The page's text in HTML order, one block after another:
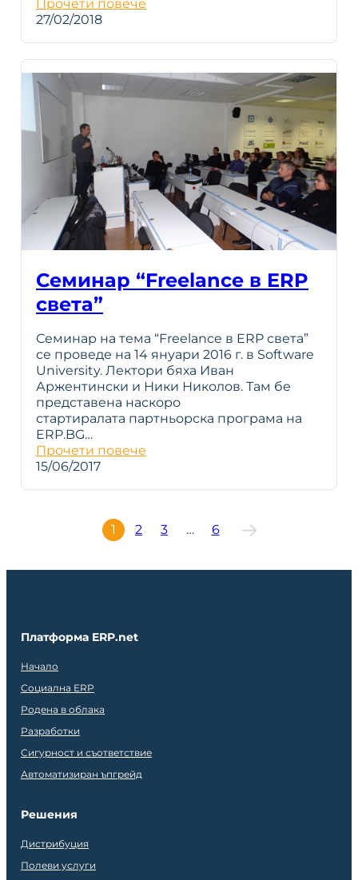
Прочети повече
27/02/2018
Семинар “Freelance в ERP
света”
Семинар на тема “Freelance в ERP света”
се проведе на 14 януари 2016 г. в Software
University. Лектори бяха Иван
Аржентински и Ники Николов. Там бе
представена наскоро
стартиралата партньорска програма на
ERP.BG…
Прочети повече
15/06/2017
1 2 3 … 6
Платформа ERP.net
Начало
Социална ERP
Родена в облака
Разработки
Сигурност и съответствие
Автоматизиран ъпгрейд
Решения
Дистрибуция
Полеви услуги